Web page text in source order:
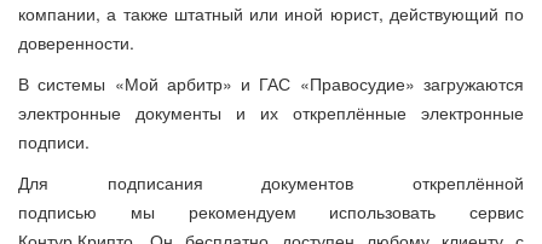
компании, а также штатный или иной юрист, действующий по
доверенности.
В системы «Мой арбитр» и ГАС «Правосудие» загружаются
электронные документы и их откреплённые электронные
подписи.
Для подписания документов откреплённой
подписью мы рекомендуем использовать сервис